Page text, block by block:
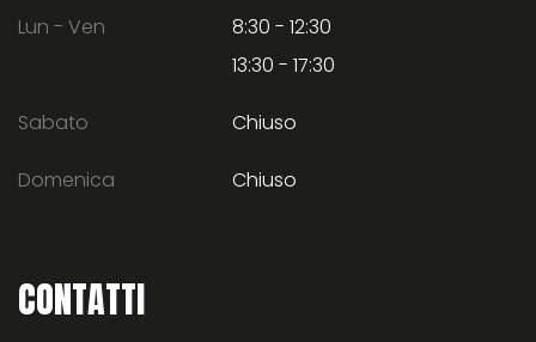
Lun - Ven
8:30 - 12:30
13:30 - 17:30
Sabato Chiuso
Domenica Chiuso
CONTATTI